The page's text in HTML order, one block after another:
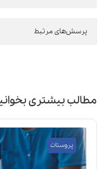
مطالب بیشتری
پروستات